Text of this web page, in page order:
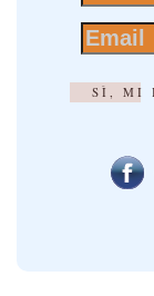
SÌ, MI